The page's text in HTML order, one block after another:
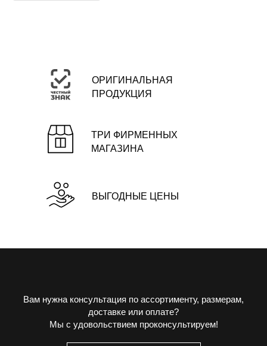
ОРИГИНАЛЬНАЯ
ПРОДУКЦИЯ
ТРИ ФИРМЕННЫХ
МАГАЗИНА
ВЫГОДНЫЕ ЦЕНЫ
Вам нужна консультация по ассортименту, размерам,
доставке или оплате?
Мы с удовольствием проконсультируем!